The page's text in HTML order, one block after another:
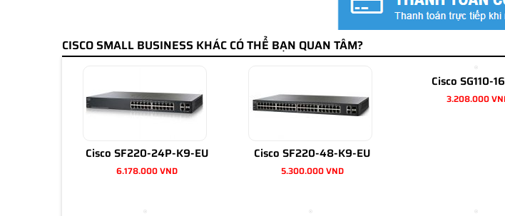
CISCO SMALL BUSINESS KHÁC CÓ THỂ BẠN QUAN TÂM?
Cisco SF220-24P-K9-EU
6.178.000 VND
Cisco SF220-48-K9-EU
5.300.000 VND
Cisco SG110-
3.208.000